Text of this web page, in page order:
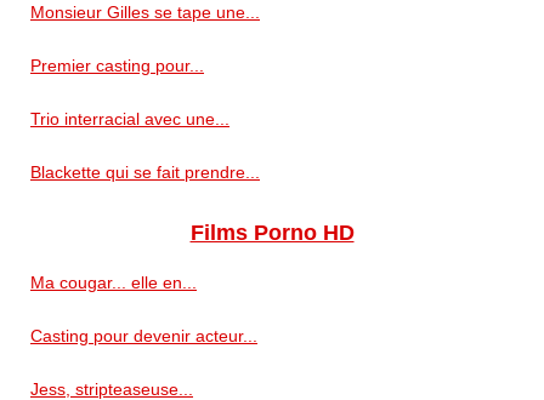
Monsieur Gilles se tape une...
Premier casting pour...
Trio interracial avec une...
Blackette qui se fait prendre...
Films Porno HD
Ma cougar... elle en...
Casting pour devenir acteur...
Jess, stripteaseuse...